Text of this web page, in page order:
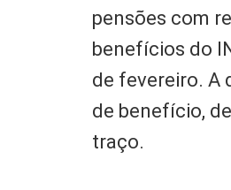
pensões com
benefícios do
de fevereiro. A
de benefício,
traço.